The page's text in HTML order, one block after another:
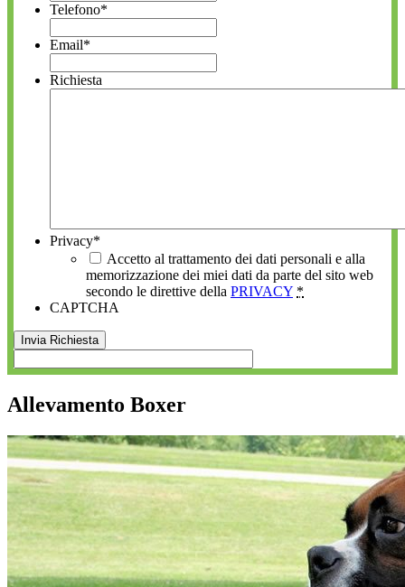
Telefono*
Email*
Richiesta
Privacy*
Accetto al trattamento dei dati personali e alla
memorizzazione dei miei dati da parte del sito web
secondo le direttive della PRIVACY *
CAPTCHA
Allevamento Boxer